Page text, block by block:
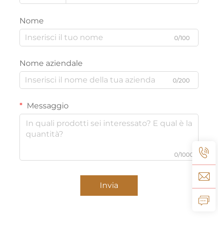
Nome
0/100
Nome aziendale
0/200
Messaggio
0/1000
Invia